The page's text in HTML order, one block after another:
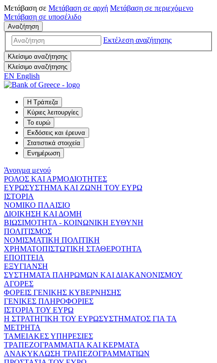
Μετάβαση σε Μετάβαση σε αρχή Μετάβαση σε περιεχόμενο
Μετάβαση σε υποσέλιδο
Αναζήτηση
Εκτέλεση αναζήτησης
Κλείσιμο αναζήτησης
Κλείσιμο αναζήτησης
EN English
Η Τράπεζα
Κύριες λειτουργίες
Το ευρώ
Εκδόσεις και έρευνα
Στατιστικά στοιχεία
Ενημέρωση
Άνοιγμα μενού
ΡΟΛΟΣ ΚΑΙ ΑΡΜΟΔΙΟΤΗΤΕΣ
ΕΥΡΩΣΥΣΤΗΜΑ ΚΑΙ ΖΩΝΗ ΤΟΥ ΕΥΡΩ
ΙΣΤΟΡΙΑ
ΝΟΜΙΚΟ ΠΛΑΙΣΙΟ
ΔΙΟΙΚΗΣΗ ΚΑΙ ΔΟΜΗ
ΒΙΩΣΙΜΟΤΗΤΑ - ΚΟΙΝΩΝΙΚΗ ΕΥΘΥΝΗ
ΠΟΛΙΤΙΣΜΟΣ
ΝΟΜΙΣΜΑΤΙΚΗ ΠΟΛΙΤΙΚΗ
ΧΡΗΜΑΤΟΠΙΣΤΩΤΙΚΗ ΣΤΑΘΕΡΟΤΗΤΑ
ΕΠΟΠΤΕΙΑ
ΕΞΥΓΙΑΝΣΗ
ΣΥΣΤΗΜΑΤΑ ΠΛΗΡΩΜΩΝ ΚΑΙ ΔΙΑΚΑΝΟΝΙΣΜΟΥ
ΑΓΟΡΕΣ
ΦΟΡΕΙΣ ΓΕΝΙΚΗΣ ΚΥΒΕΡΝΗΣΗΣ
ΓΕΝΙΚΕΣ ΠΛΗΡΟΦΟΡΙΕΣ
ΙΣΤΟΡΙΑ ΤΟΥ ΕΥΡΩ
Η ΣΤΡΑΤΗΓΙΚΗ ΤΟΥ ΕΥΡΩΣΥΣΤΗΜΑΤΟΣ ΓΙΑ ΤΑ
ΜΕΤΡΗΤΑ
ΤΑΜΕΙΑΚΕΣ ΥΠΗΡΕΣΙΕΣ
ΤΡΑΠΕΖΟΓΡΑΜΜΑΤΙΑ ΚΑΙ ΚΕΡΜΑΤΑ
ΑΝΑΚΥΚΛΩΣΗ ΤΡΑΠΕΖΟΓΡΑΜΜΑΤΙΩΝ